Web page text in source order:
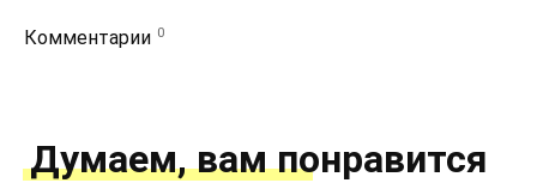
Комментарии 0
Думаем, вам понравится